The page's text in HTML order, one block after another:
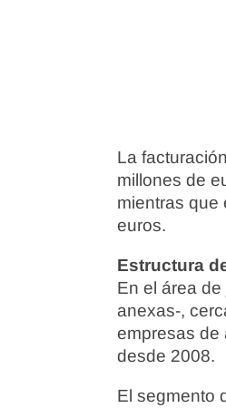
La
millones de
mientras que
euros.
Estructura
En el área
anexas-,
empresas de
desde 2008.
El segmento